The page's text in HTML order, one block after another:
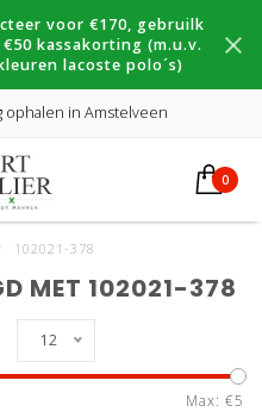
voor €170, gebruilk
kassakorting (m.u.v.
lacoste polo´s)
ophalen in Amstelveen
0
102021-378
MET 102021-378
12
Max: €5